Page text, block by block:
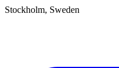
Stockholm, Sweden